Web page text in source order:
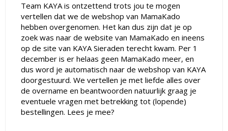
Team KAYA is ontzettend trots jou te mogen
vertellen dat we de webshop van MamaKado
hebben overgenomen. Het kan dus zijn dat je op
zoek was naar de website van MamaKado en ineens
op de site van KAYA Sieraden terecht kwam. Per 1
december is er helaas geen MamaKado meer, en
dus word je automatisch naar de webshop van KAYA
doorgestuurd. We vertellen je met liefde alles over
de overname en beantwoorden natuurlijk graag je
eventuele vragen met betrekking tot (lopende)
bestellingen. Lees je mee?